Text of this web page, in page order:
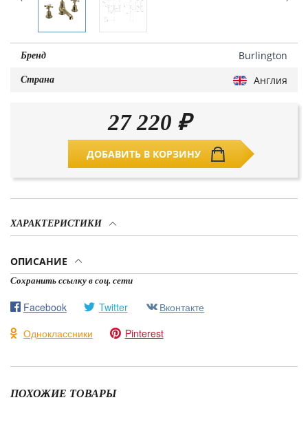
Бренд Burlington
Страна Англия
27 220 ₽
ДОБАВИТЬ В КОРЗИНУ
ХАРАКТЕРИСТИКИ
ОПИСАНИЕ
Сохранить ссылку в соц. сети
Facebook Twitter
Вконтакте
Одноклассники
Pinterest
ПОХОЖИЕ ТОВАРЫ